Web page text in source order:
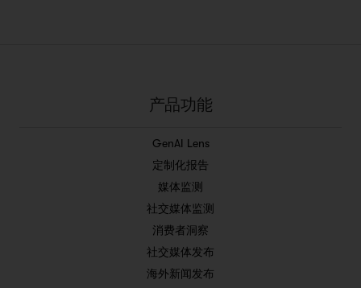
产品功能
GenAI Lens
定制化报告
媒体监测
社交媒体监测
消费者洞察
社交媒体发布
海外新闻发布